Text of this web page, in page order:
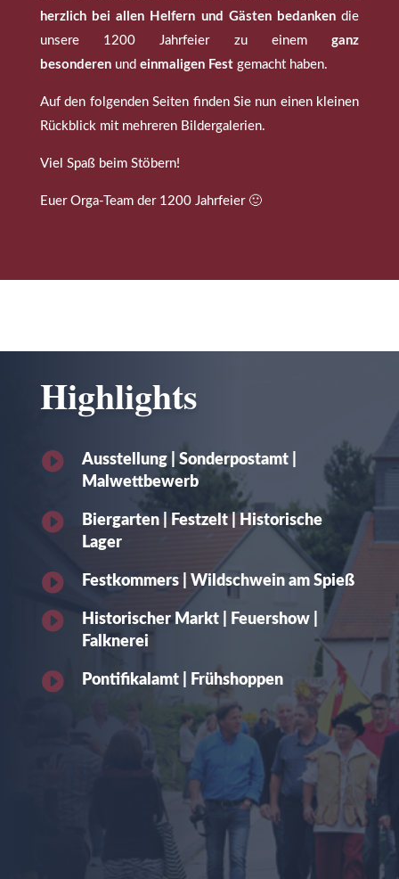
herzlich bei allen Helfern und Gästen bedanken die
unsere 1200 Jahrfeier zu einem
ganz
besonderen und einmaligen Fest gemacht haben.
Auf den folgenden Seiten finden Sie nun einen kleinen
Rückblick mit mehreren Bildergalerien.
Viel Spaß beim Stöbern!
Euer Orga-Team der 1200 Jahrfeier 🙂
Highlights

Ausstellung | Sonderpostamt |
Malwettbewerb

Biergarten | Festzelt | Historische
Lager
 Festkommers | Wildschwein am Spieß

Historischer Markt | Feuershow |
Falknerei
 Pontifikalamt | Frühshoppen